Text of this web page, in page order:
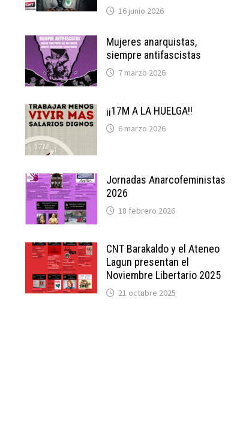
16 junio 2026
Mujeres anarquistas,
siempre antifascistas
7 marzo 2026
¡¡17M A LA HUELGA!!
6 marzo 2026
Jornadas Anarcofeministas
2026
18 febrero 2026
CNT Barakaldo y el Ateneo
Lagun presentan el
Noviembre Libertario 2025
21 octubre 2025